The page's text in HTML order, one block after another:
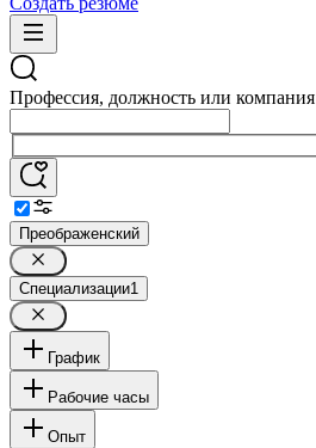
Профессия, должность или компания
Преображенский
Специализации1
График
Рабочие часы
Опыт